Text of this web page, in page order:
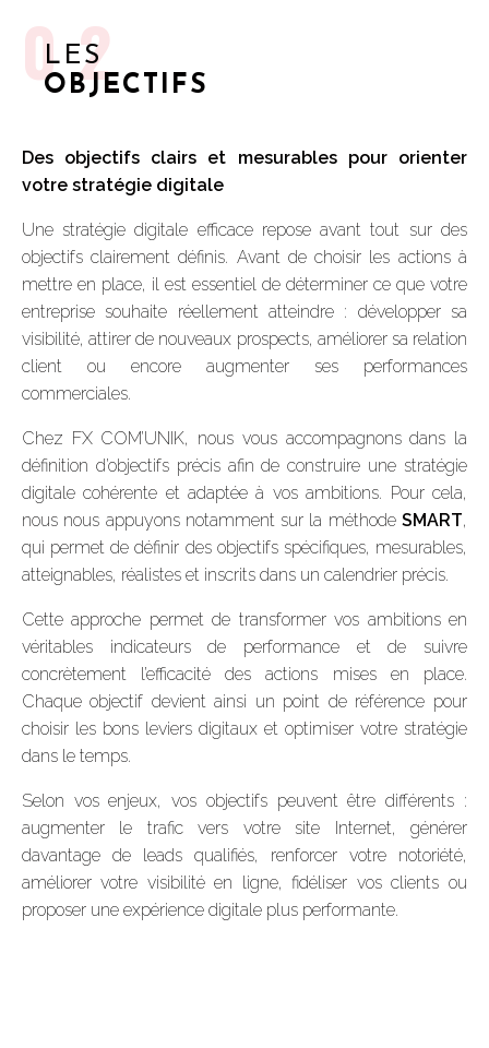
02
LES
OBJECTIFS
Des objectifs clairs et mesurables pour orienter
votre stratégie digitale
Une stratégie digitale efficace repose avant tout sur des
objectifs clairement définis. Avant de choisir les actions à
mettre en place, il est essentiel de déterminer ce que votre
entreprise souhaite réellement atteindre : développer sa
visibilité, attirer de nouveaux prospects, améliorer sa relation
client ou encore augmenter ses performances
commerciales.
Chez FX COM’UNIK, nous vous accompagnons dans la
définition d’objectifs précis afin de construire une stratégie
digitale cohérente et adaptée à vos ambitions. Pour cela,
nous nous appuyons notamment sur la méthode SMART,
qui permet de définir des objectifs spécifiques, mesurables,
atteignables, réalistes et inscrits dans un calendrier précis.
Cette approche permet de transformer vos ambitions en
véritables indicateurs de performance et de suivre
concrètement l’efficacité des actions mises en place.
Chaque objectif devient ainsi un point de référence pour
choisir les bons leviers digitaux et optimiser votre stratégie
dans le temps.
Selon vos enjeux, vos objectifs peuvent être différents :
augmenter le trafic vers votre site Internet, générer
davantage de leads qualifiés, renforcer votre notoriété,
améliorer votre visibilité en ligne, fidéliser vos clients ou
proposer une expérience digitale plus performante.